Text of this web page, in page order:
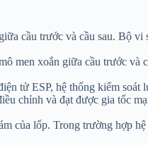
cầu trước và cầu sau. Bộ
men xoắn giữa cầu trước và
tử ESP, hệ thống kiểm
chỉnh và đạt được gia tốc
của lốp. Trong trường hợp